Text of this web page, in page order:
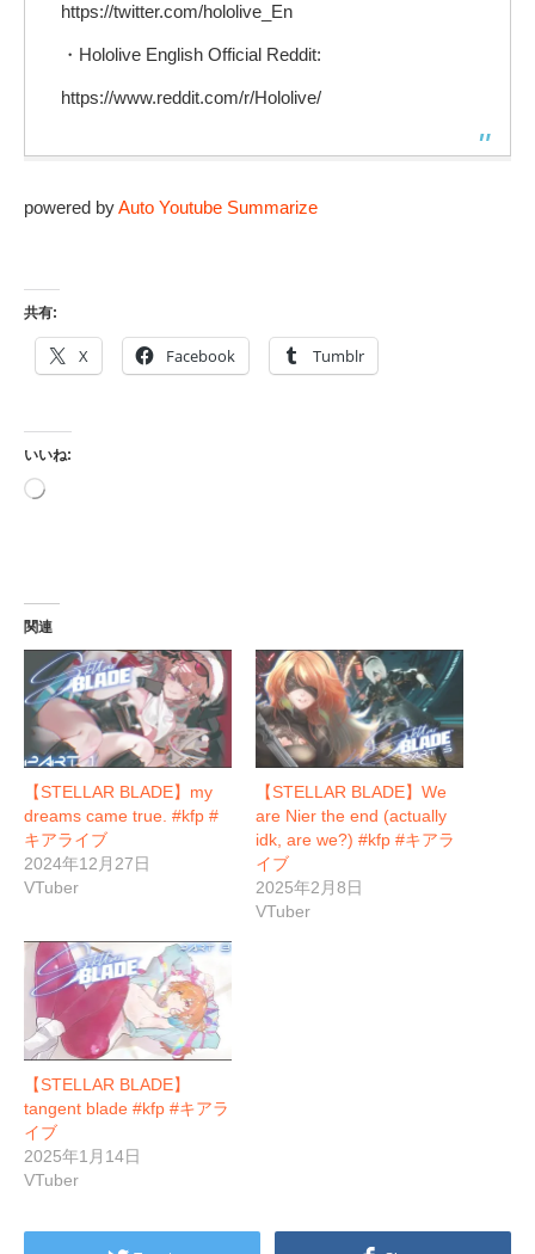
https://twitter.com/hololive_En
・Hololive English Official Reddit:
https://www.reddit.com/r/Hololive/
powered byAuto Youtube Summarize
共有:
X Facebook Tumblr
いいね:
読
関連
【STELLAR BLADE】my
dreams came true. #kfp #
キアライブ
2024年12月27日
VTuber
【STELLAR BLADE】We
are Nier the end (actually
idk, are we?) #kfp #キアラ
イブ
2025年2月8日
VTuber
【STELLAR BLADE】
tangent blade #kfp #キアラ
イブ
2025年1月14日
VTuber